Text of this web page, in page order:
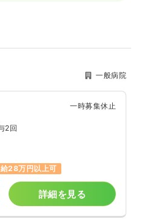
一般病院
一時募集休止
2回
給28万円以上可
詳細を見る